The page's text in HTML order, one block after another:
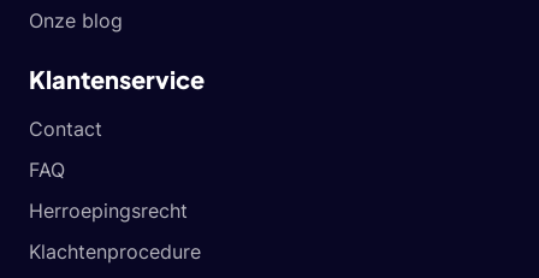
Onze blog
Klantenservice
Contact
FAQ
Herroepingsrecht
Klachtenprocedure